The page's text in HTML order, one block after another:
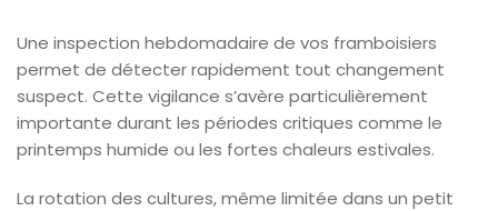
Une inspection hebdomadaire de vos framboisiers
permet de détecter rapidement tout changement
suspect. Cette vigilance s’avère particulièrement
importante durant les périodes critiques comme le
printemps humide ou les fortes chaleurs estivales.
La rotation des cultures, même limitée dans un petit